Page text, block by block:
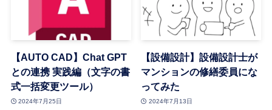
【AUTO CAD】Chat GPT
との連携 実践編（文字の書
式一括変更ツール）
2024年7月25日
【設備設計】設備設計士が
マンションの修繕委員にな
ってみた
2024年7月13日